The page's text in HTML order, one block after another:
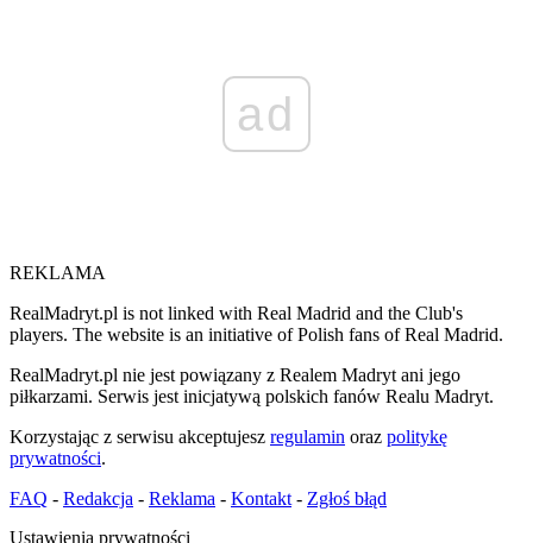
ad
REKLAMA
RealMadryt.pl is not linked with Real Madrid and the Club's
players. The website is an initiative of Polish fans of Real Madrid.
RealMadryt.pl nie jest powiązany z Realem Madryt ani jego
piłkarzami. Serwis jest inicjatywą polskich fanów Realu Madryt.
Korzystając z serwisu akceptujesz regulamin oraz politykę
prywatności.
FAQ - Redakcja - Reklama - Kontakt - Zgłoś błąd
Ustawienia prywatności